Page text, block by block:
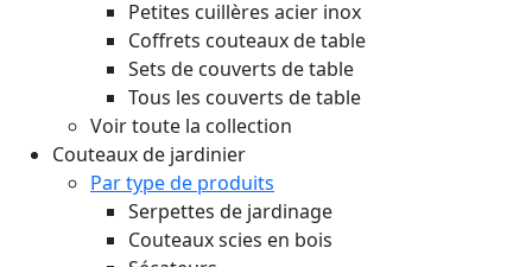
Petites cuillères acier inox
Coffrets couteaux de table
Sets de couverts de table
Tous les couverts de table
Voir toute la collection
Couteaux de jardinier
Par type de produits
Serpettes de jardinage
Couteaux scies en bois